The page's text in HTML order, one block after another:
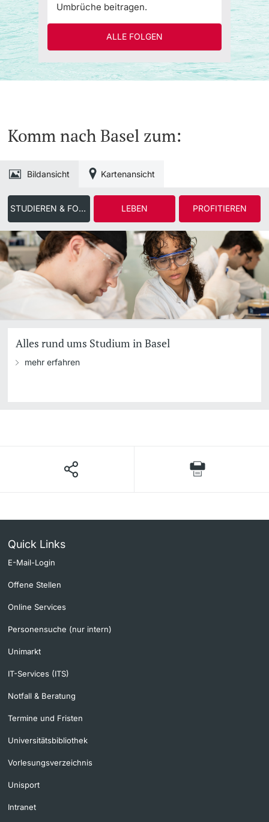
Umbrüche beitragen.
ALLE FOLGEN
Komm nach Basel zum:
STUDIEREN & FORSCHEN LEBEN PROFITIEREN
Bildansicht Kartenansicht
Alles rund ums Studium in Basel
mehr erfahren
Quick Links
E-Mail-Login
Offene Stellen
Online Services
Personensuche (nur intern)
Unimarkt
IT-Services (ITS)
Notfall & Beratung
Termine und Fristen
Universitätsbibliothek
Vorlesungsverzeichnis
Unisport
Intranet